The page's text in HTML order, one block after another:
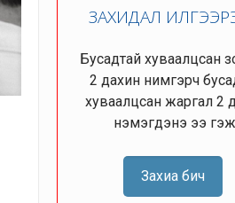
ЗАХИДАЛ
Бусадтай хуваалцсан
2 дахин нимгэрч
хуваалцсан жаргал 2
нэмэгдэнэ ээ
Захиа бич